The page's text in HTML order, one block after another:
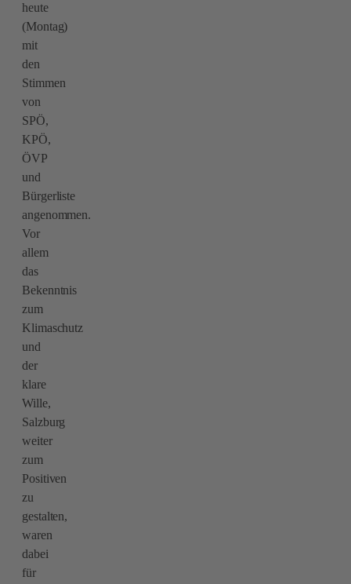
heute
(Montag)
mit
den
Stimmen
von
SPÖ,
KPÖ,
ÖVP
und
Bürgerliste
angenommen.
Vor
allem
das
Bekenntnis
zum
Klimaschutz
und
der
klare
Wille,
Salzburg
weiter
zum
Positiven
zu
gestalten,
waren
dabei
für